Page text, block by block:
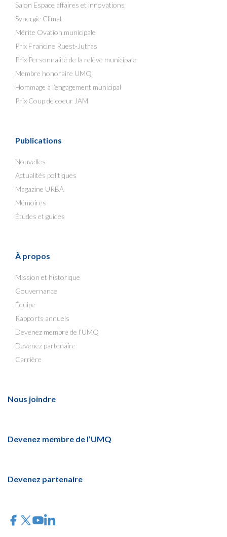
Salon Espace affaires et innovations
Synergie Climat
Mérite Ovation municipale
Prix Francine Ruest-Jutras
Prix Personnalité de la relève municipale
Membre honoraire UMQ
Hommage à l’engagement municipal
Prix Coup de coeur JAM
Publications
Nouvelles
Actualités politiques
Magazine URBA
Mémoires
Études et guides
À propos
Mission et historique
Gouvernance
Équipe
Rapports annuels
Devenez membre de l’UMQ
Devenez partenaire
Carrière
Nous joindre
Devenez membre de l’UMQ
Devenez partenaire